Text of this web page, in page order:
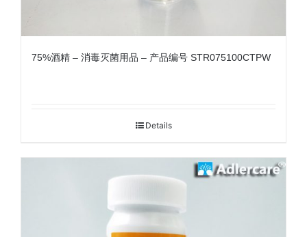
75%酒精 – 消毒灭菌用品 – 产品编号 STR075100CTPW
Details